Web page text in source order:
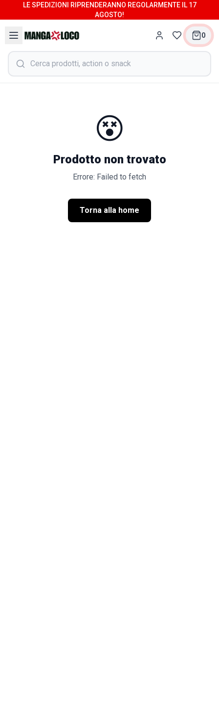
LE SPEDIZIONI RIPRENDERANNO REGOLARMENTE IL 17
AGOSTO!
0
😵
Prodotto non trovato
Errore: Failed to fetch
Torna alla home